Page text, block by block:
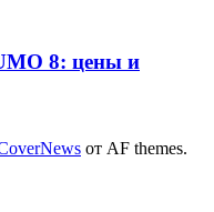
8: цены и
от AF themes.